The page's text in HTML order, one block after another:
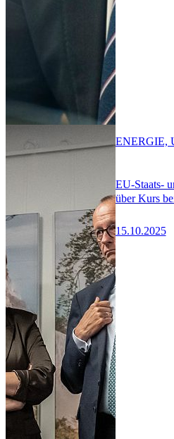
EU-Staats-
über Kurs
15.10.2025
ENERGIE,